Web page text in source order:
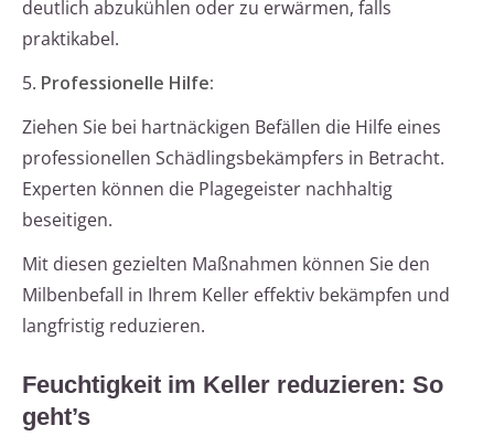
deutlich abzukühlen oder zu erwärmen, falls
praktikabel.
5. Professionelle Hilfe:
Ziehen Sie bei hartnäckigen Befällen die Hilfe eines
professionellen Schädlingsbekämpfers in Betracht.
Experten können die Plagegeister nachhaltig
beseitigen.
Mit diesen gezielten Maßnahmen können Sie den
Milbenbefall in Ihrem Keller effektiv bekämpfen und
langfristig reduzieren.
Feuchtigkeit im Keller reduzieren: So
geht’s